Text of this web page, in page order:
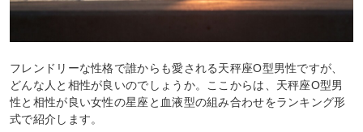
フレンドリーな性格で誰からも愛される天秤座O型男性ですが、
どんな人と相性が良いのでしょうか。ここからは、天秤座O型男
性と相性が良い女性の星座と血液型の組み合わせをランキング形
式で紹介します。